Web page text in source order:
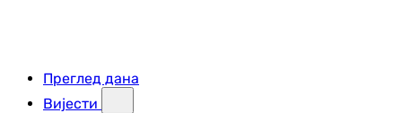
Преглед дана
Вијести